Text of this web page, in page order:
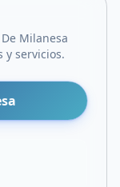
Milanesa
y servicios.